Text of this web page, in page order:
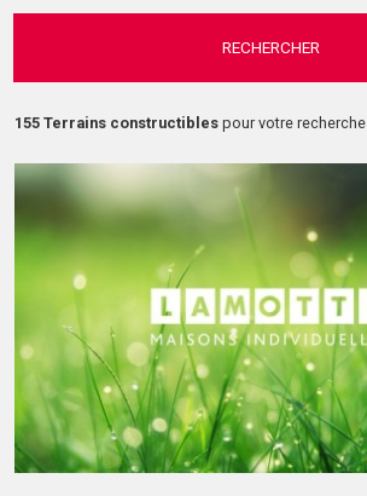
RECHERCHER
155 Terrains constructibles pour votre recherche